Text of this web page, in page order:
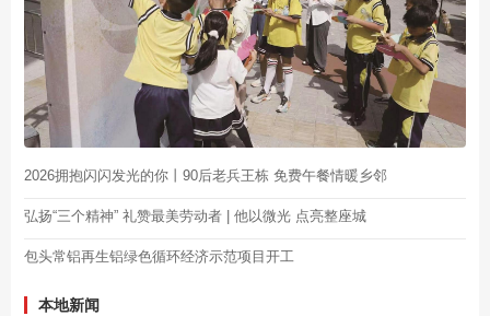
2026拥抱闪闪发光的你丨90后老兵王栋 免费午餐情暖乡邻
弘扬“三个精神” 礼赞最美劳动者 | 他以微光 点亮整座城
包头常铝再生铝绿色循环经济示范项目开工
本地新闻